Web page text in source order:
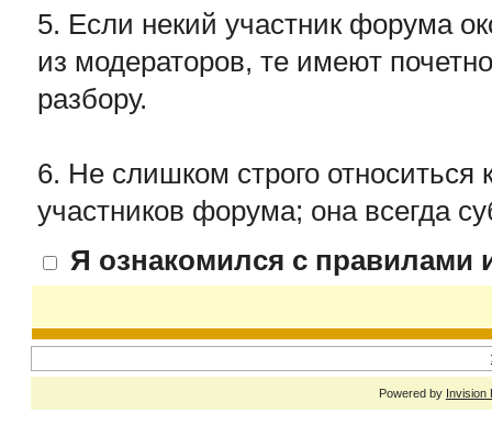
5. Если некий участник форума
из модераторов, те имеют
разбору.
6. Не слишком строго относиться
участников форума; она всегда
Я ознакомился с правилами
Powered by Invision